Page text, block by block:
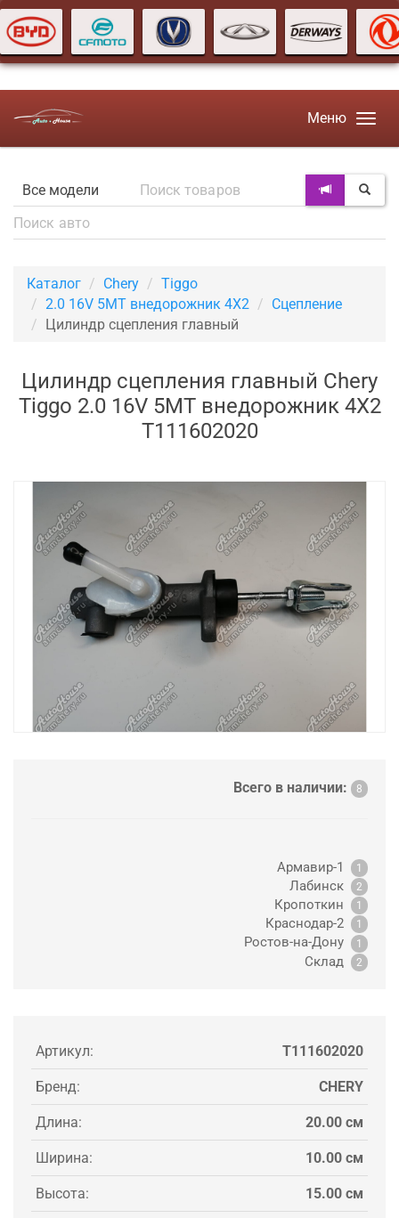
Меню
Каталог Chery
Tiggo
2.0 16V 5MT внедорожник 4X2
Сцепление
Цилиндр сцепления главный
Цилиндр сцепления главный Chery
Tiggo 2.0 16V 5MT внедорожник 4X2
T111602020
Всего в наличии: 8
Армавир-1 1
Лабинск 2
Кропоткин 1
Краснодар-2 1
Ростов-на-Дону 1
Склад 2
Артикул: T111602020
Бренд: CHERY
Длина: 20.00 см
Ширина: 10.00 см
Высота: 15.00 см